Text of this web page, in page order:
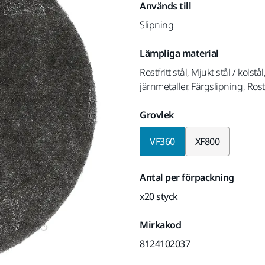
Används till
Slipning
Lämpliga material
Rostfritt stål, Mjukt stål /
järnmetaller, Färgslipning,
Grovlek
VF360 XF800
Antal per förpackning
x20 styck
Mirkakod
8124102037